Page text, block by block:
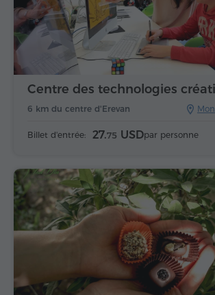
6 km du centre d'Erevan
Centre des technologies
Billet d'entrée: 27.75 USDpar personne